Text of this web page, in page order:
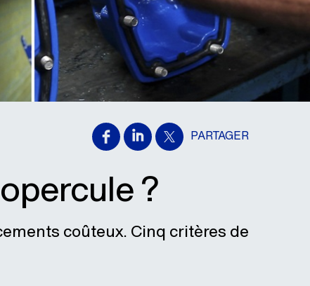
PARTAGER
?
coûteux. Cinq critères de